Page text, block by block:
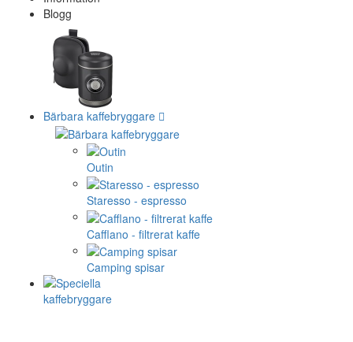
Blogg
Bärbara kaffebryggare
Outin
Staresso - espresso
Cafflano - filtrerat kaffe
Camping spisar